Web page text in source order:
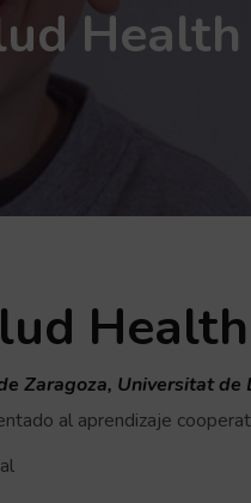
Zaragoza, Universitat de
al aprendizaje